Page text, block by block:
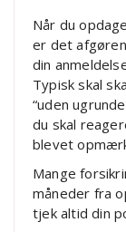
Når du
er det
din
Typisk skal
“uden
du skal
blevet
Mange
måneder fra
tjek altid din